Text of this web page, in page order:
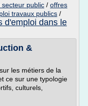
public / offres
travaux publics /
d'emploi dans le
&
les métiers de la
ce sur une typologie
culturels,